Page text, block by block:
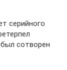
серийного
сотворен